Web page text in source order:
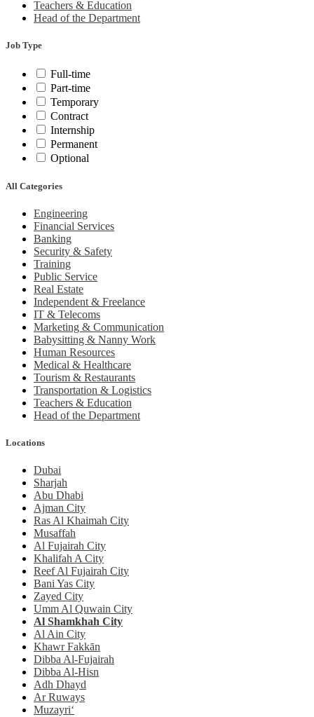
Teachers & Education
Head of the Department
Job Type
Full-time
Part-time
Temporary
Contract
Internship
Permanent
Optional
All Categories
Engineering
Financial Services
Banking
Security & Safety
Training
Public Service
Real Estate
Independent & Freelance
IT & Telecoms
Marketing & Communication
Babysitting & Nanny Work
Human Resources
Medical & Healthcare
Tourism & Restaurants
Transportation & Logistics
Teachers & Education
Head of the Department
Locations
Dubai
Sharjah
Abu Dhabi
Ajman City
Ras Al Khaimah City
Musaffah
Al Fujairah City
Khalifah A City
Reef Al Fujairah City
Bani Yas City
Zayed City
Umm Al Quwain City
Al Shamkhah City
Al Ain City
Khawr Fakkān
Dibba Al-Fujairah
Dibba Al-Hisn
Adh Dhayd
Ar Ruways
Muzayri‘